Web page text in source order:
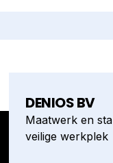
DENIOS BV
Maatwerk en
veilige werkplek